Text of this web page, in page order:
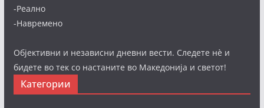
-Реално
-Навремено
Објективни и независни дневни вести. Следете нè и
бидете во тек со настаните во Македонија и светот!
Категории